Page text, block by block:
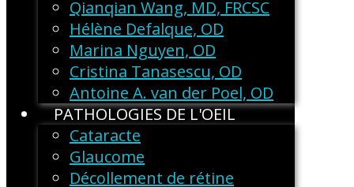
Qianqian Wang, MD, FRCSC
Hélène Defalque, OD
Marina Nguyen, OD
Cristina Tanasescu, OD
Antoine A. van der Poel, OD
PATHOLOGIES DE L'OEIL
Cataracte
Glaucome
Décollement de rétine